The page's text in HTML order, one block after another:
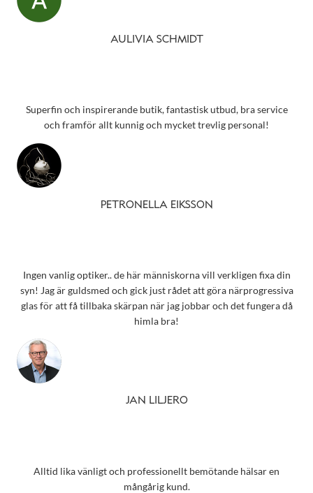
AULIVIA SCHMIDT
Superfin och inspirerande butik, fantastisk utbud, bra service
och framför allt kunnig och mycket trevlig personal!
PETRONELLA EIKSSON
Ingen vanlig optiker.. de här människorna vill verkligen fixa din
syn! Jag är guldsmed och gick just rådet att göra närprogressiva
glas för att få tillbaka skärpan när jag jobbar och det fungera då
himla bra!
JAN LILJERO
Alltid lika vänligt och professionellt bemötande hälsar en
mångårig kund.